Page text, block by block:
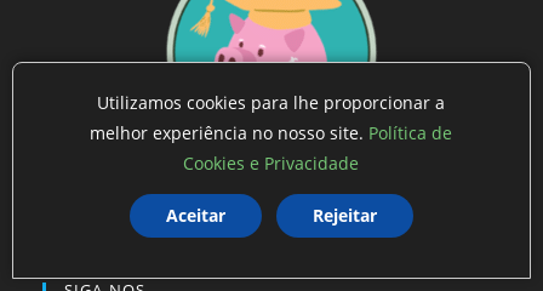
INVISTA SITE
O MUNDO DAS FINANÇAS E INVESTIMENTOS!
Utilizamos cookies para lhe proporcionar a
melhor experiência no nosso site. Política de
Cookies e Privacidade
Aceitar Rejeitar